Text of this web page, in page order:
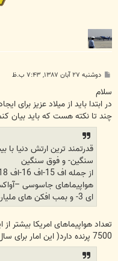
ت
دوشنبه ۲۷ آبان ۱۳۸۷, ۷:۴۳ ب.ظ
سلام
در ابتدا باید از میلاد عزیز برای
چند تا نکته هست که باید بیان
سنگین- و فوق سنگین
هواپیماهای جاسوسی
ای 3- و بمب افکن های ملیارد دلاری-بی 1-بی2-بی 52
تعداد هواپیماهای امریکا بیشتر
7500 پرنده دارد( این امار برای سال 2004 است)